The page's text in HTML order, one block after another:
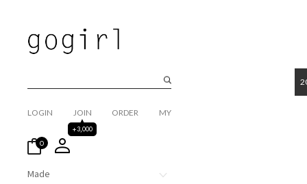
LOGIN
JOIN
+3,000
ORDER MY
0
Made